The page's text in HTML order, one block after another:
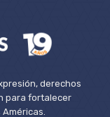
derechos
para fortalecer